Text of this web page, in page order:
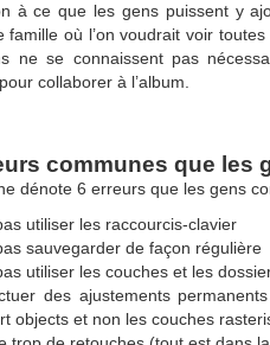
à ce que les gens puissent y
famille où l’on voudrait voir
ne se connaissent pas
collaborer à l’album.
communes que les
dénote 6 erreurs que les gens
utiliser les raccourcis-clavier
sauvegarder de façon régulière
utiliser les couches et les
des ajustements
objects et non les couches